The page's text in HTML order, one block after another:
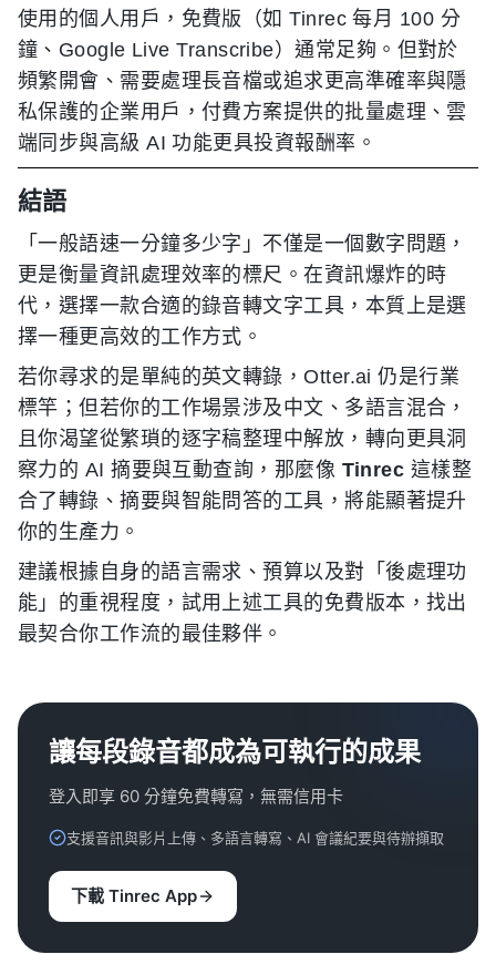
使用的個人用戶，免費版（如 Tinrec 每月 100 分
鐘、Google Live Transcribe）通常足夠。但對於
頻繁開會、需要處理長音檔或追求更高準確率與隱
私保護的企業用戶，付費方案提供的批量處理、雲
端同步與高級 AI 功能更具投資報酬率。
結語
「一般語速一分鐘多少字」不僅是一個數字問題，
更是衡量資訊處理效率的標尺。在資訊爆炸的時
代，選擇一款合適的錄音轉文字工具，本質上是選
擇一種更高效的工作方式。
若你尋求的是單純的英文轉錄，Otter.ai 仍是行業
標竿；但若你的工作場景涉及中文、多語言混合，
且你渴望從繁瑣的逐字稿整理中解放，轉向更具洞
察力的 AI 摘要與互動查詢，那麼像 Tinrec 這樣整
合了轉錄、摘要與智能問答的工具，將能顯著提升
你的生產力。
建議根據自身的語言需求、預算以及對「後處理功
能」的重視程度，試用上述工具的免費版本，找出
最契合你工作流的最佳夥伴。
讓每段錄音都成為可執行的成果
登入即享 60 分鐘免費轉寫，無需信用卡
支援音訊與影片上傳、多語言轉寫、AI 會議紀要與待辦擷取
下載 Tinrec App